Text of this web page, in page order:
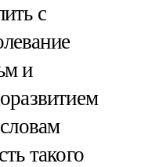
с
и
такого